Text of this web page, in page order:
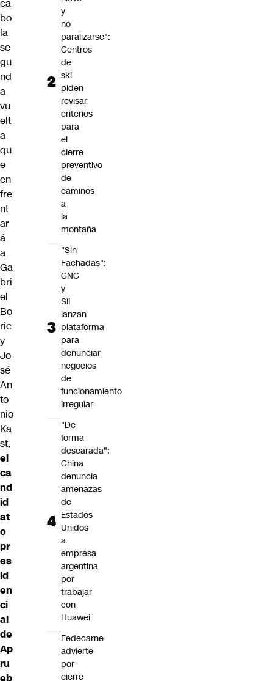
ca
bo
la
se
gu
nd
a
vu
elt
a
qu
e
en
fre
nt
ar
á
a
Ga
bri
el
Bo
ric
y
Jo
sé
An
to
nio
Ka
st,
el
ca
nd
id
at
o
pr
es
id
en
ci
al
de
Ap
ru
y
no
paralizarse":
Centros
de
ski
piden
revisar
criterios
para
el
cierre
preventivo
de
caminos
a
la
montaña
"Sin
Fachadas":
CNC
y
SII
lanzan
plataforma
para
denunciar
negocios
de
funcionamiento
irregular
"De
forma
descarada":
China
denuncia
amenazas
de
Estados
Unidos
a
empresa
argentina
por
trabajar
con
Huawei
Fedecarne
advierte
por
cierre